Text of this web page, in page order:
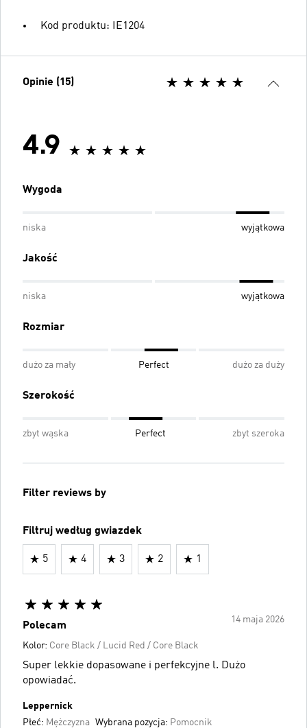
Kod produktu: IE1204
Opinie (15)
4.9
Wygoda
niska wyjątkowa
Jakość
niska wyjątkowa
Rozmiar
dużo za mały Perfect dużo za duży
Szerokość
zbyt wąska Perfect zbyt szeroka
Filter reviews by
Filtruj według gwiazdek
5 4 3 2 1
14 maja 2026
Polecam
Kolor: Core Black / Lucid Red / Core Black
Super lekkie dopasowane i perfekcyjne l. Dużo
opowiadać.
Leppernick
Płeć: Mężczyzna Wybrana pozycja: Pomocnik